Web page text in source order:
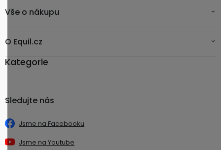
Vše o nákupu
O Equil.cz
Kategorie
Sledujte nás
Jsme na Facebooku
Jsme na Youtube